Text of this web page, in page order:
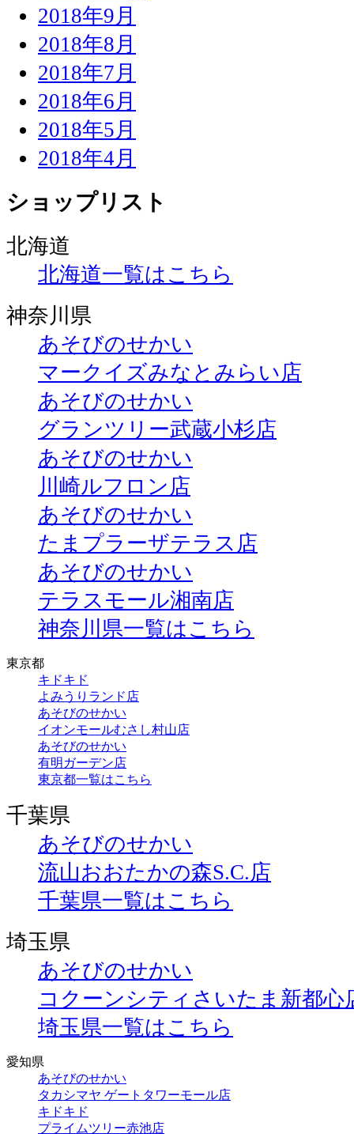
2018年9月
2018年8月
2018年7月
2018年6月
2018年5月
2018年4月
ショップリスト
北海道
北海道一覧はこちら
神奈川県
あそびのせかい
マークイズみなとみらい店
あそびのせかい
グランツリー武蔵小杉店
あそびのせかい
川崎ルフロン店
あそびのせかい
たまプラーザテラス店
あそびのせかい
テラスモール湘南店
神奈川県一覧はこちら
東京都
キドキド
よみうりランド店
あそびのせかい
イオンモールむさし村山店
あそびのせかい
有明ガーデン店
東京都一覧はこちら
千葉県
あそびのせかい
流山おおたかの森S.C.店
千葉県一覧はこちら
埼玉県
あそびのせかい
コクーンシティさいたま新都心
埼玉県一覧はこちら
愛知県
あそびのせかい
タカシマヤ ゲートタワーモール店
キドキド
プライムツリー赤池店